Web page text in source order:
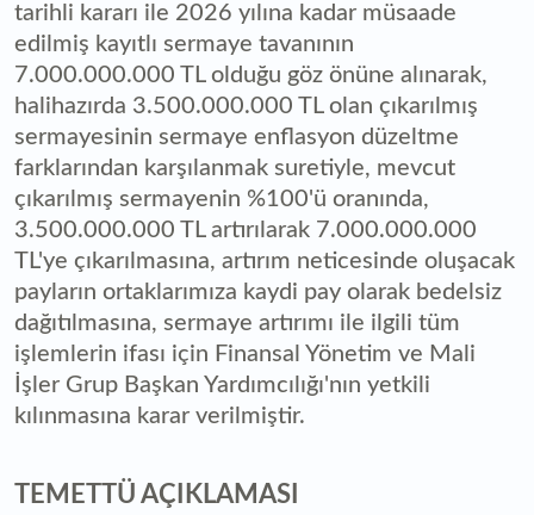
tarihli kararı ile 2026 yılına kadar müsaade
edilmiş kayıtlı sermaye tavanının
7.000.000.000 TL olduğu göz önüne alınarak,
halihazırda 3.500.000.000 TL olan çıkarılmış
sermayesinin sermaye enflasyon düzeltme
farklarından karşılanmak suretiyle, mevcut
çıkarılmış sermayenin %100'ü oranında,
3.500.000.000 TL artırılarak 7.000.000.000
TL'ye çıkarılmasına, artırım neticesinde oluşacak
payların ortaklarımıza kaydi pay olarak bedelsiz
dağıtılmasına, sermaye artırımı ile ilgili tüm
işlemlerin ifası için Finansal Yönetim ve Mali
İşler Grup Başkan Yardımcılığı'nın yetkili
kılınmasına karar verilmiştir.
TEMETTÜ AÇIKLAMASI